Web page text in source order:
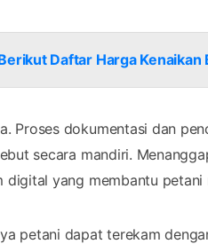
Daftar Harga Kenaikan
Proses dokumentasi dan
secara mandiri.
yang membantu
petani dapat terekam